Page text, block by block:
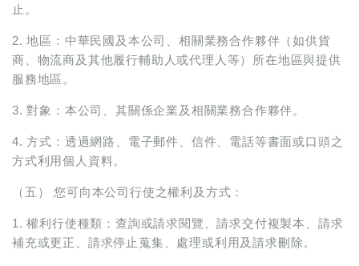
止。
2. 地區：中華民國及本公司、相關業務合作夥伴（如供貨
商、物流商及其他履行輔助人或代理人等）所在地區與提供
服務地區。
3. 對象：本公司、其關係企業及相關業務合作夥伴。
4. 方式：透過網路、電子郵件、信件、電話等書面或口頭之
方式利用個人資料。
（五） 您可向本公司行使之權利及方式：
1. 權利行使種類：查詢或請求閱覽、請求交付複製本、請求
補充或更正、請求停止蒐集、處理或利用及請求刪除。